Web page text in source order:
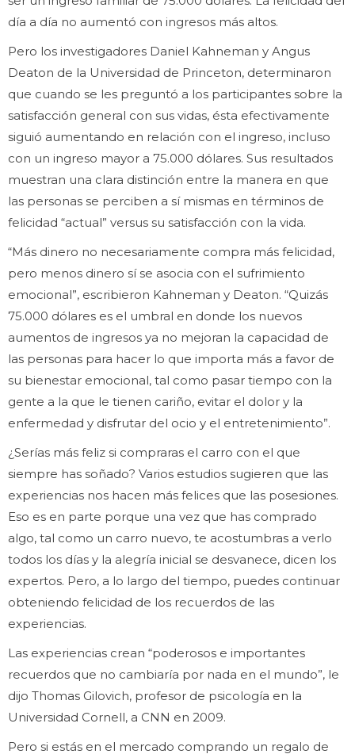
día a día no aumentó con ingresos más altos.
Pero los investigadores Daniel Kahneman y Angus
Deaton de la Universidad de Princeton, determinaron
que cuando se les preguntó a los participantes sobre la
satisfacción general con sus vidas, ésta efectivamente
siguió aumentando en relación con el ingreso, incluso
con un ingreso mayor a 75.000 dólares. Sus resultados
muestran una clara distinción entre la manera en que
las personas se perciben a sí mismas en términos de
felicidad “actual” versus su satisfacción con la vida.
“Más dinero no necesariamente compra más felicidad,
pero menos dinero sí se asocia con el sufrimiento
emocional”, escribieron Kahneman y Deaton. “Quizás
75.000 dólares es el umbral en donde los nuevos
aumentos de ingresos ya no mejoran la capacidad de
las personas para hacer lo que importa más a favor de
su bienestar emocional, tal como pasar tiempo con la
gente a la que le tienen cariño, evitar el dolor y la
enfermedad y disfrutar del ocio y el entretenimiento”.
¿Serías más feliz si compraras el carro con el que
siempre has soñado? Varios estudios sugieren que las
experiencias nos hacen más felices que las posesiones.
Eso es en parte porque una vez que has comprado
algo, tal como un carro nuevo, te acostumbras a verlo
todos los días y la alegría inicial se desvanece, dicen los
expertos. Pero, a lo largo del tiempo, puedes continuar
obteniendo felicidad de los recuerdos de las
experiencias.
Las experiencias crean “poderosos e importantes
recuerdos que no cambiaría por nada en el mundo”, le
dijo Thomas Gilovich, profesor de psicología en la
Universidad Cornell, a CNN en 2009.
Pero si estás en el mercado comprando un regalo de